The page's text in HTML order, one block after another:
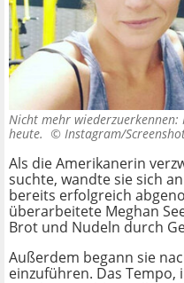
Nicht mehr wiederzuerkennen:
heute. © Instagram/
Als die Amerikanerin
suchte, wandte sie sich
bereits erfolgreich
überarbeitete Meghan
Brot und Nudeln durch
Außerdem begann sie
einzuführen. Das Tempo,